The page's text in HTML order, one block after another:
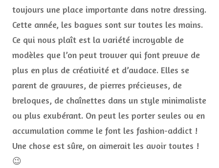
toujours une place importante dans notre dressing.
Cette année, les bagues sont sur toutes les mains.
Ce qui nous plaît est la variété incroyable de
modèles que l’on peut trouver qui font preuve de
plus en plus de créativité et d’audace. Elles se
parent de gravures, de pierres précieuses, de
breloques, de chaînettes dans un style minimaliste
ou plus exubérant. On peut les porter seules ou en
accumulation comme le font les fashion-addict !
Une chose est sûre, on aimerait les avoir toutes !
😉